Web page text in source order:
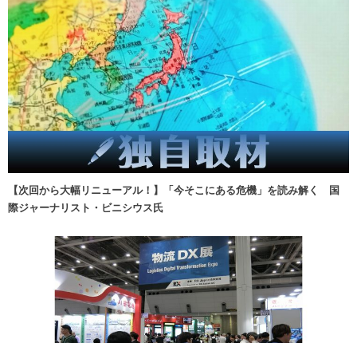
【次回から大幅リニューアル！】「今そこにある危機」を読み解く 国
際ジャーナリスト・ビニシウス氏